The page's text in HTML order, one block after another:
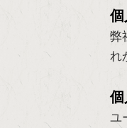
個
弊
れ
個
ユ